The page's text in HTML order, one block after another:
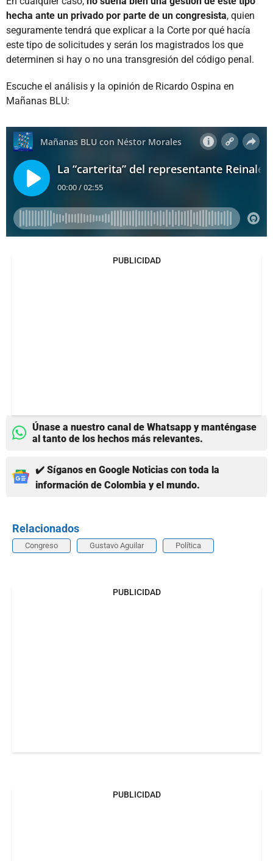
hecha ante un privado por parte de un congresista, quien
seguramente tendrá que explicar a la Corte por qué hacía
este tipo de solicitudes y serán los magistrados los que
determinen si hay o no una transgresión del código penal.
Escuche el análisis y la opinión de Ricardo Ospina en
Mañanas BLU:
PUBLICIDAD
Únase a nuestro canal de Whatsapp y manténgase
al tanto de los hechos más relevantes.
✔️ Síganos en Google Noticias con toda la
información de Colombia y el mundo.
Relacionados
Congreso Gustavo Aguilar Política
PUBLICIDAD
PUBLICIDAD